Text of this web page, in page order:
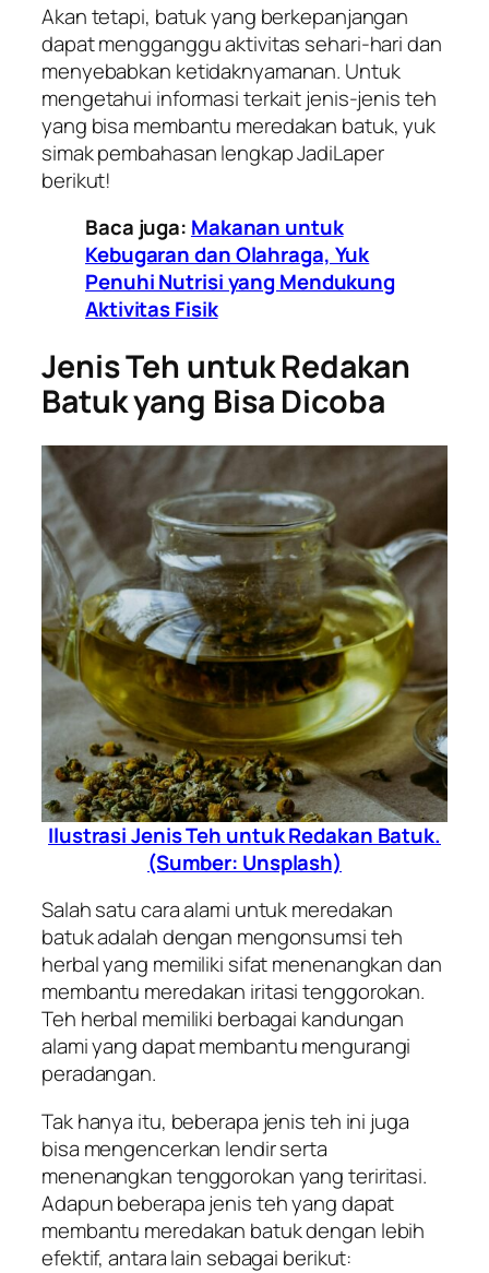
Akan tetapi, batuk yang berkepanjangan
dapat mengganggu aktivitas sehari-hari dan
menyebabkan ketidaknyamanan. Untuk
mengetahui informasi terkait jenis-jenis teh
yang bisa membantu meredakan batuk, yuk
simak pembahasan lengkap JadiLaper
berikut!
Baca juga: Makanan untuk
Kebugaran dan Olahraga, Yuk
Penuhi Nutrisi yang Mendukung
Aktivitas Fisik
Jenis Teh untuk Redakan
Batuk yang Bisa Dicoba
Ilustrasi Jenis Teh untuk Redakan Batuk.
(Sumber: Unsplash)
Salah satu cara alami untuk meredakan
batuk adalah dengan mengonsumsi teh
herbal yang memiliki sifat menenangkan dan
membantu meredakan iritasi tenggorokan.
Teh herbal memiliki berbagai kandungan
alami yang dapat membantu mengurangi
peradangan.
Tak hanya itu, beberapa jenis teh ini juga
bisa mengencerkan lendir serta
menenangkan tenggorokan yang teriritasi.
Adapun beberapa jenis teh yang dapat
membantu meredakan batuk dengan lebih
efektif, antara lain sebagai berikut: